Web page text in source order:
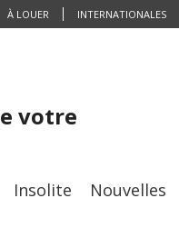
À LOUER INTERNATIONALES
votre
Insolite Nouvelles